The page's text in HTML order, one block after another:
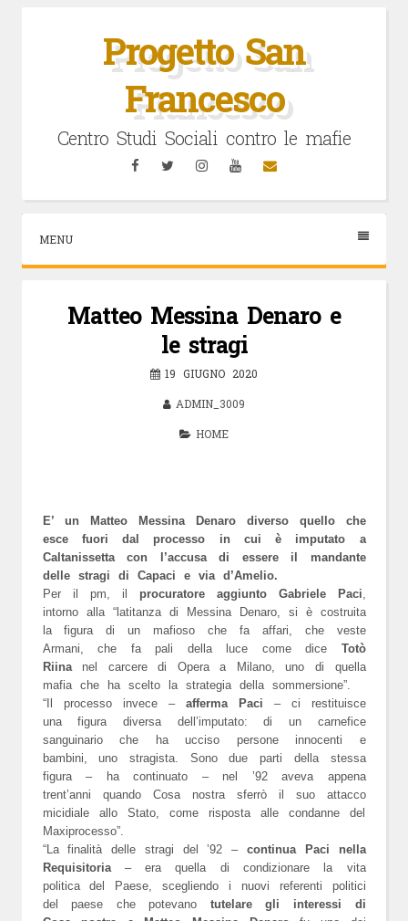
Progetto San
Francesco
Centro Studi Sociali contro le mafie
FacebookTwitterInstagramYouTubeEmail
MENU
Matteo Messina Denaro e
le stragi
19 GIUGNO 2020
ADMIN_3009
HOME
E’ un Matteo Messina Denaro diverso quello che
esce fuori dal processo in cui è imputato a
Caltanissetta con l’accusa di essere il mandante
delle stragi di Capaci e via d’Amelio.
Per il pm, il procuratore aggiunto Gabriele Paci
intorno alla “latitanza di Messina Denaro, si è costruita
la figura di un mafioso che fa affari, che veste
Armani, che fa pali della luce come dice Totò
Riinanel carcere di Opera a Milano, uno di quella
mafia che ha scelto la strategia della sommersione”.
“Il processo invece – afferma Paci – ci restituisce
una figura diversa dell’imputato: di un carnefice
sanguinario che ha ucciso persone innocenti e
bambini, uno stragista. Sono due parti della stessa
figura – ha continuato – nel ’92 aveva appena
trent’anni quando Cosa nostra sferrò il suo attacco
micidiale allo Stato, come risposta alle condanne del
Maxiprocesso”.
“La finalità delle stragi del ’92 – continua Paci nella
Requisitoria– era quella di condizionare la vita
politica del Paese, scegliendo i nuovi referenti politici
del paese che potevano tutelare gli interessi di